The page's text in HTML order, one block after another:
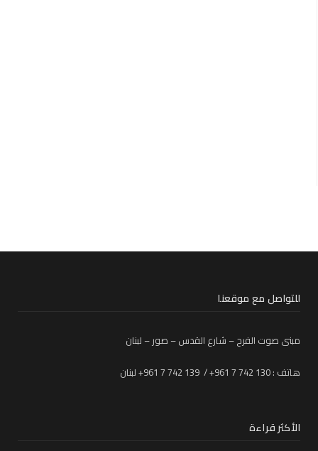
للتواصل مع موقعنا
مبنى صوت الفرح – شارع القدس – صور – لبنان
هاتف : 130 742 7 961+ / 139 742 7 961+ لبنان
الأكثر قراءة